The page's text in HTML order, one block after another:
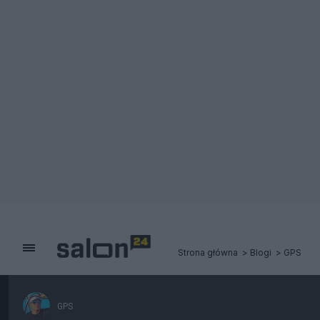
Strona główna Blogi GPS
GPS